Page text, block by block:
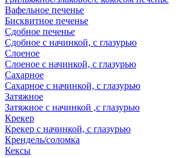
Вафельное печенье
Бисквитное печенье
Сдобное печенье
Сдобное с начинкой, с глазурью
Слоеное
Слоеное с начинкой, с глазурью
Сахарное
Сахарное с начинкой, с глазурью
Затяжное
Затяжное с начинкой ,с глазурью
Крекер
Крекер с начинкой, с глазурью
Крендель/соломка
Кексы